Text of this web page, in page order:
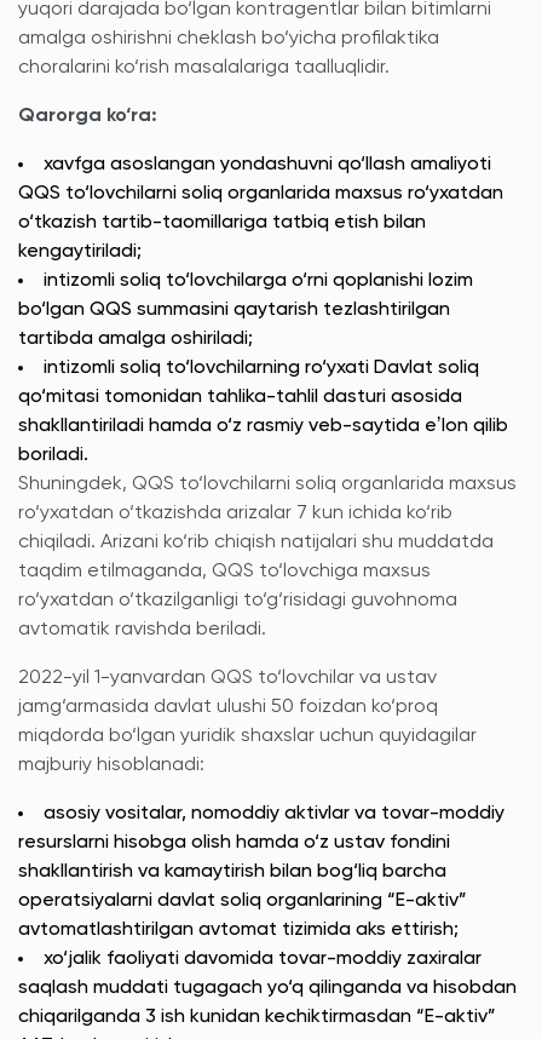
yuqori darajada bo‘lgan kontragentlar bilan bitimlarni
amalga oshirishni cheklash bo‘yicha profilaktika
choralarini ko‘rish masalalariga taalluqlidir.
Qarorga ko‘ra:
xavfga asoslangan yondashuvni qo‘llash amaliyoti
QQS to‘lovchilarni soliq organlarida maxsus ro‘yxatdan
o‘tkazish tartib-taomillariga tatbiq etish bilan
kengaytiriladi;
intizomli soliq to‘lovchilarga o‘rni qoplanishi lozim
bo‘lgan QQS summasini qaytarish tezlashtirilgan
tartibda amalga oshiriladi;
intizomli soliq to‘lovchilarning ro‘yxati Davlat soliq
qo‘mitasi tomonidan tahlika-tahlil dasturi asosida
shakllantiriladi hamda o‘z rasmiy veb-saytida eʼlon qilib
boriladi.
Shuningdek, QQS to‘lovchilarni soliq organlarida maxsus
ro‘yxatdan o‘tkazishda arizalar 7 kun ichida ko‘rib
chiqiladi. Arizani ko‘rib chiqish natijalari shu muddatda
taqdim etilmaganda, QQS to‘lovchiga maxsus
ro‘yxatdan o‘tkazilganligi to‘g‘risidagi guvohnoma
avtomatik ravishda beriladi.
2022-yil 1-yanvardan QQS to‘lovchilar va ustav
jamg‘armasida davlat ulushi 50 foizdan ko‘proq
miqdorda bo‘lgan yuridik shaxslar uchun quyidagilar
majburiy hisoblanadi:
asosiy vositalar, nomoddiy aktivlar va tovar-moddiy
resurslarni hisobga olish hamda o‘z ustav fondini
shakllantirish va kamaytirish bilan bog‘liq barcha
operatsiyalarni davlat soliq organlarining “E-aktiv”
avtomatlashtirilgan avtomat tizimida aks ettirish;
xo‘jalik faoliyati davomida tovar-moddiy zaxiralar
saqlash muddati tugagach yo‘q qilinganda va hisobdan
chiqarilganda 3 ish kunidan kechiktirmasdan “E-aktiv”